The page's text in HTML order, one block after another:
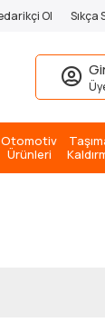
Ol Sıkça
Otomotiv
Ürünleri